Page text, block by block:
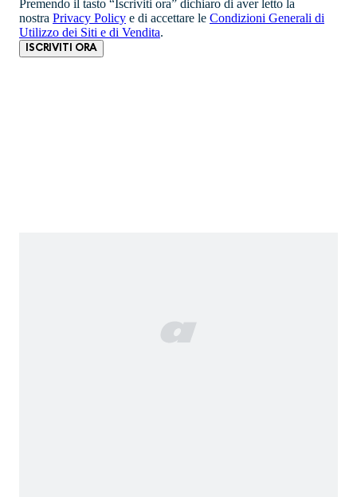
Premendo il tasto “Iscriviti ora” dichiaro di aver letto la
nostra Privacy Policy e di accettare le Condizioni Generali di
Utilizzo dei Siti e di Vendita.
ISCRIVITI ORA